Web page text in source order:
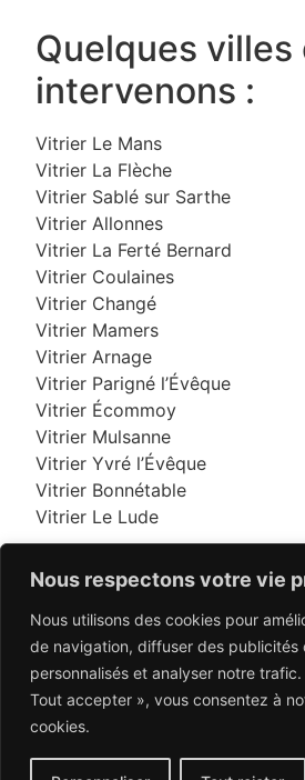
Nous respectons votre vie
Nous utilisons des cookies pour
de navigation, diffuser des publicités
personnalisés et analyser notre
Tout accepter », vous consentez à
cookies.
Quelques villes
intervenons :
Vitrier Le Mans
Vitrier La Flèche
Vitrier Sablé sur Sarthe
Vitrier Allonnes
Vitrier La Ferté Bernard
Vitrier Coulaines
Vitrier Changé
Vitrier Mamers
Vitrier Arnage
Vitrier Parigné l’Évêque
Vitrier Écommoy
Vitrier Mulsanne
Vitrier Yvré l’Évêque
Vitrier Bonnétable
Vitrier Le Lude
06 95 95
© 2026 Dépannage Vitrier -
Dépannage vitrerie en
adaptées à vos